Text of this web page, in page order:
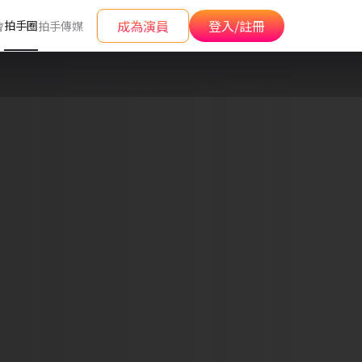
拍手圈拍手傳媒 成為演員 登入/註冊